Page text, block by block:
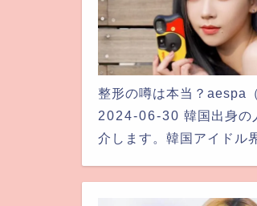
整形の噂は本当？aespa
2024-06-30 韓国出身の
介します。韓国アイドル